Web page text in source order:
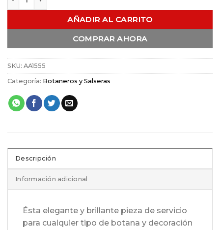
AÑADIR AL CARRITO
COMPRAR AHORA
SKU: AA1555
Categoría: Botaneros y Salseras
Descripción
Información adicional
Ésta elegante y brillante pieza de servicio
para cualquier tipo de botana y decoración